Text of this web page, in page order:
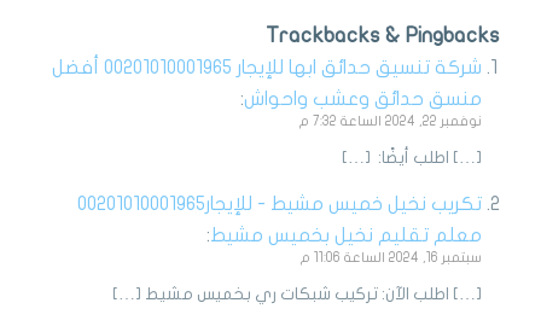
Trackbacks & Pingbacks
شركة تنسيق حدائق ابها للإيجار 00201010001965 أفضل
منسق حدائق وعشب واحواش:
نوفمبر 22, 2024 الساعة 7:32 م
[…] اطلب أيضًا: […]
تكريب نخيل خميس مشيط - للإيجار00201010001965
معلم تقليم نخيل بخميس مشيط :
سبتمبر 16, 2024 الساعة 11:06 م
[…] اطلب الآن: تركيب شبكات ري بخميس مشيط […]